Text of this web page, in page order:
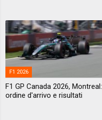
F1 2026
F1 GP Canada 2026, Montreal:
ordine d'arrivo e risultati